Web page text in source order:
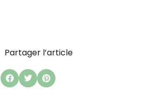
Partager l’article